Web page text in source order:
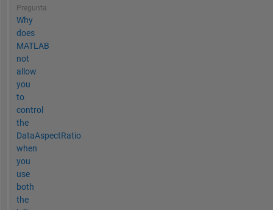
Pregunta
Why
does
MATLAB
not
allow
you
to
control
the
DataAspectRatio
when
you
use
both
the